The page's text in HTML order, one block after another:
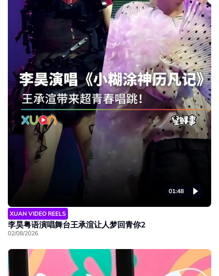
01:48
XUAN VIDEO REELS
李昊粤语演唱舞台王承渲让人梦回青你2
02/08/2026